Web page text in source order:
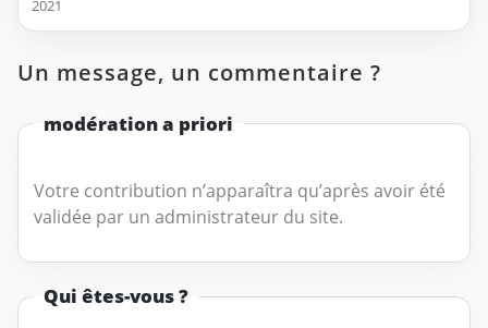
2021
Un message, un commentaire ?
modération a priori
Votre contribution n’apparaîtra qu’après avoir été
validée par un administrateur du site.
Qui êtes-vous ?